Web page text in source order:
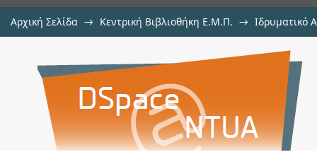
Αρχική Σελίδα → Κεντρική Βιβλιοθήκη Ε.Μ.Π. → Ιδρυματικό
Προσομοιώσεις και μελέτες
αερίου του ανιχνευτή
στο CERN